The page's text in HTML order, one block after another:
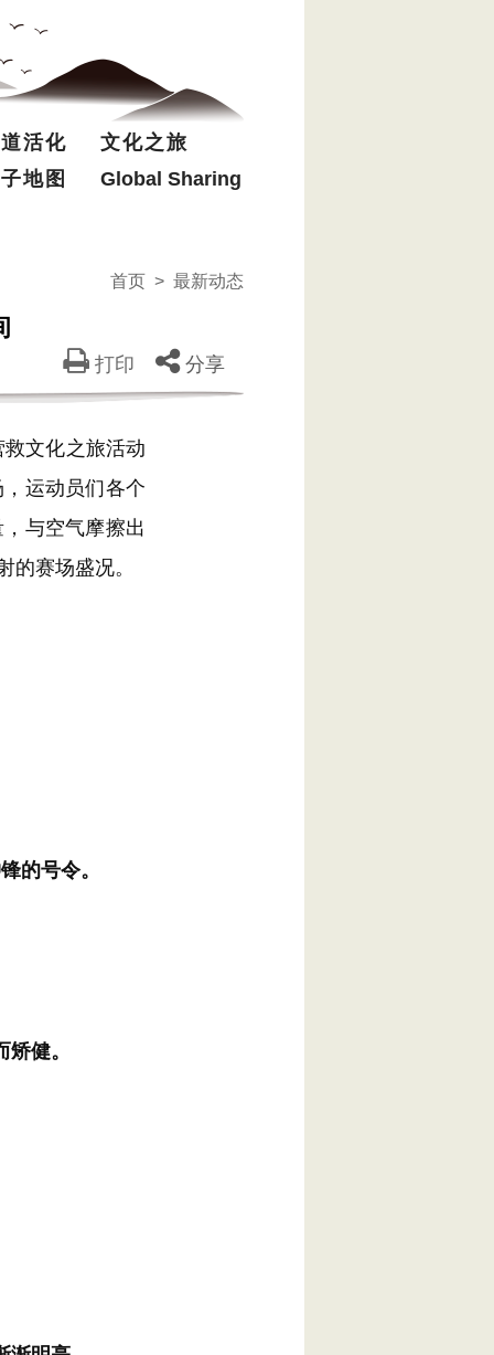
活化
文化之旅
地图
Global Sharing
首页 > 最新动态
打印 分享
文化之旅活动
运动员们各个
与空气摩擦出
赛场盛况。
的号令。
健。